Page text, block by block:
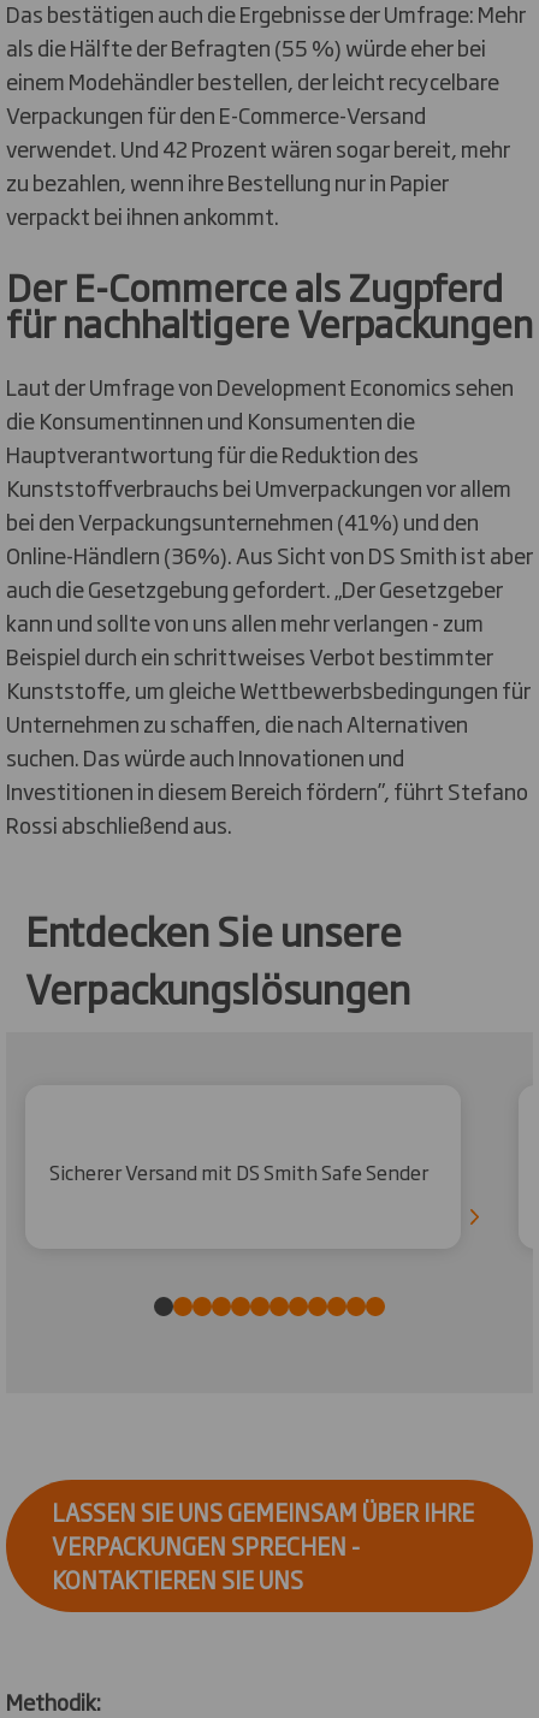
Das bestätigen auch die Ergebnisse der Umfrage: Mehr
als die Hälfte der Befragten (55 %) würde eher bei
einem Modehändler bestellen, der leicht recycelbare
Verpackungen für den E-Commerce-Versand
verwendet. Und 42 Prozent wären sogar bereit, mehr
zu bezahlen, wenn ihre Bestellung nur in Papier
verpackt bei ihnen ankommt.
Der E-Commerce als Zugpferd
für nachhaltigere Verpackungen
Laut der Umfrage von Development Economics sehen
die Konsumentinnen und Konsumenten die
Hauptverantwortung für die Reduktion des
Kunststoffverbrauchs bei Umverpackungen vor allem
bei den Verpackungsunternehmen (41%) und den
Online-Händlern (36%). Aus Sicht von DS Smith ist aber
auch die Gesetzgebung gefordert. „Der Gesetzgeber
kann und sollte von uns allen mehr verlangen - zum
Beispiel durch ein schrittweises Verbot bestimmter
Kunststoffe, um gleiche Wettbewerbsbedingungen für
Unternehmen zu schaffen, die nach Alternativen
suchen. Das würde auch Innovationen und
Investitionen in diesem Bereich fördern”, führt Stefano
Rossi abschließend aus.
Entdecken Sie unsere
Verpackungslösungen
Sicherer Versand mit DS Smith Safe Sender
LASSEN SIE UNS GEMEINSAM ÜBER IHRE
VERPACKUNGEN SPRECHEN -
KONTAKTIEREN SIE UNS
Methodik: